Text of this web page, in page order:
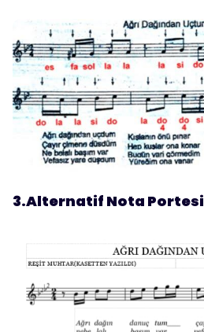
3.Alternatif Nota Portesi